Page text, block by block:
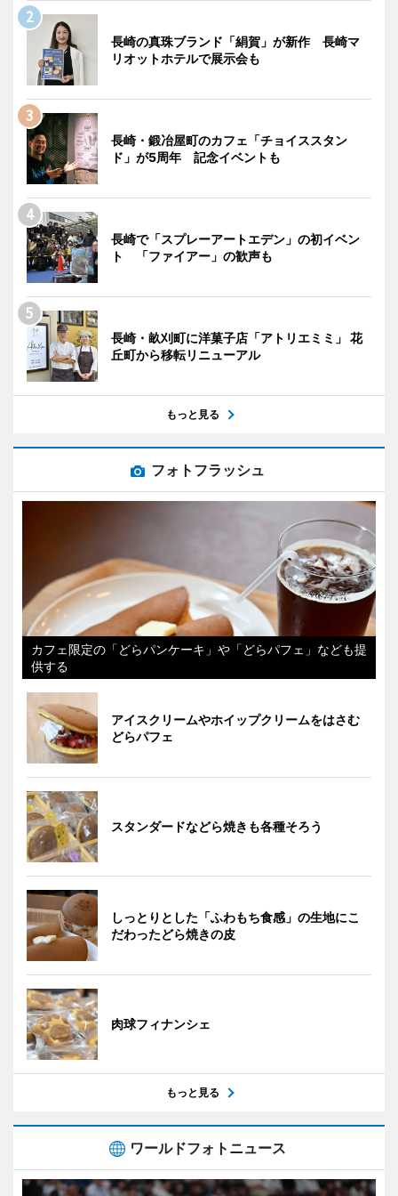
長崎の真珠ブランド「絹賀」が新作 長崎マ
リオットホテルで展示会も
長崎・鍛冶屋町のカフェ「チョイススタン
ド」が5周年 記念イベントも
長崎で「スプレーアートエデン」の初イベン
ト 「ファイアー」の歓声も
長崎・畝刈町に洋菓子店「アトリエミミ」 花
丘町から移転リニューアル
もっと見る
フォトフラッシュ
カフェ限定の「どらパンケーキ」や「どらパフェ」なども提
供する
アイスクリームやホイップクリームをはさむ
どらパフェ
スタンダードなどら焼きも各種そろう
しっとりとした「ふわもち食感」の生地にこ
だわったどら焼きの皮
肉球フィナンシェ
もっと見る
ワールドフォトニュース